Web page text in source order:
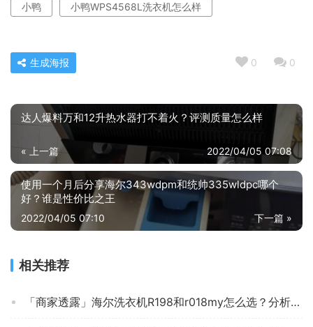
小鸭 小鸭WPS4568L洗衣机怎么样
0 0
生成海报
达人爆料万和12升热水器打不着火？评测质量怎么样
« 上一篇 2022/04/05 07:08
使用一个月后分享海尔343wdpm和统帅335wldpc哪个
好？谁是性价比之王
下一篇 »
2022/04/05 07:10
相关推荐
「商家透露」海尔洗衣机R198和r018my怎么选？分析哪款更适合你